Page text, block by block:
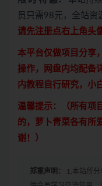
员只需98元，全站资
请先注册点右上角头
本平台仅做项目分享
操作，网盘内均配备
内教程自行研究，小
温馨提示：（所有项
的，萝卜青菜各有所
谢！）
郑重声明：
1.本站所